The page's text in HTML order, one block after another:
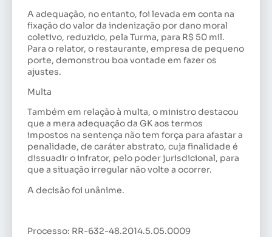
A adequação, no entanto, foi levada em conta na
fixação do valor da indenização por dano moral
coletivo, reduzido, pela Turma, para R$ 50 mil.
Para o relator, o restaurante, empresa de pequeno
porte, demonstrou boa vontade em fazer os
ajustes.
Multa
Também em relação à multa, o ministro destacou
que a mera adequação da GK aos termos
impostos na sentença não tem força para afastar a
penalidade, de caráter abstrato, cuja finalidade é
dissuadir o infrator, pelo poder jurisdicional, para
que a situação irregular não volte a ocorrer.
A decisão foi unânime.
Processo: RR-632-48.2014.5.05.0009